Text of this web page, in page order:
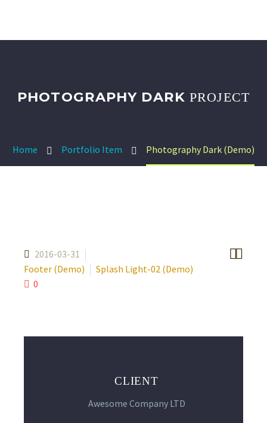
PHOTOGRAPHY DARKPROJECT
Home Portfolio Item Photography Dark (Demo)

2016-03-31
Footer (Demo)
Splash Light-02 (Demo)
0
CLIENT
Awesome Company LTD